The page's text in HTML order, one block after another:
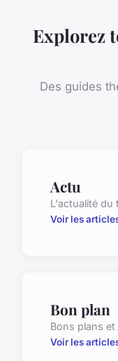
Explorez
Des guides
Actu
L'actualité du
Voir les
Bon plan
Bons plans
Voir les